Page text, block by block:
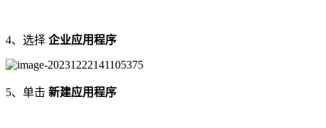
4、选择 企业应用程序
5、单击 新建应用程序